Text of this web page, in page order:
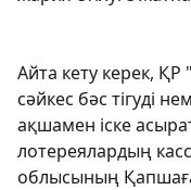
Айта кету керек,
сәйкес бәс тігуді
ақшамен іске
лотереялардың
облысының